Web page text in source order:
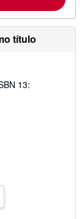
título
13: